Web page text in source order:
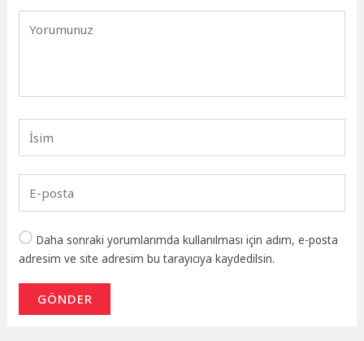
Daha sonraki yorumlarımda kullanılması için adım, e-posta
adresim ve site adresim bu tarayıcıya kaydedilsin.
GÖNDER